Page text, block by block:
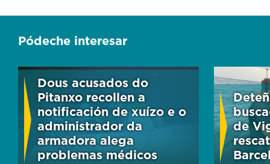
Pódeche interesar
Dous acusados do
Pitanxo recollen a
notificación de xuízo e o
administrador da
armadora alega
problemas médicos
de